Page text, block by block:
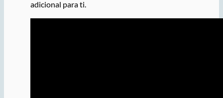
adicional para ti.